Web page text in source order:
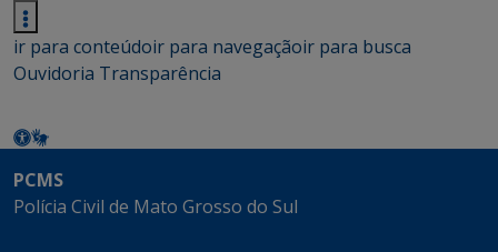
ir para conteúdoir para navegaçãoir para busca
Ouvidoria Transparência
PCMS
Polícia Civil de Mato Grosso do Sul